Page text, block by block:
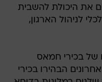
את היכולת להשבית
לניהול הארגון,
של בכירי חמאס
הבהירו בכירי